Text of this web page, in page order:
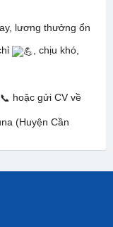
lương thưởng ổn
, chịu khó,
hoặc gửi CV về
(Huyện Cần